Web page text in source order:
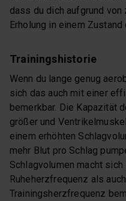
dass du dich aufgrund
Erholung in einem
Trainingshistorie
Wenn du lange genug
sich das auch mit einer
bemerkbar. Die Kapazität
größer und
einem erhöhten
mehr Blut pro Schlag
Schlagvolumen macht
Ruheherzfrequenz als
Trainingsherzfrequenz